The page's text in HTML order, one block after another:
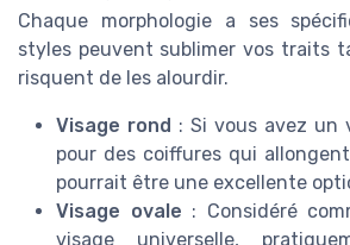
Chaque morphologie a ses
styles peuvent sublimer vos traits
risquent de les alourdir.
Visage rond : Si vous avez un
pour des coiffures qui
pourrait être une excellente
Visage ovale : Considéré
visage universelle,